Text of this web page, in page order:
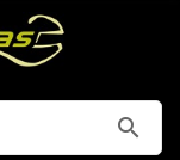
search